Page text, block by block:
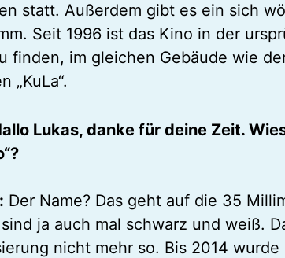
statt. Außerdem gibt es ein sich
Seit 1996 ist das Kino in der
finden, im gleichen Gebäude wie
„KuLa“.
Lukas, danke für deine Zeit.
Der Name? Das geht auf die 35
ja auch mal schwarz und weiß.
nicht mehr so. Bis 2014